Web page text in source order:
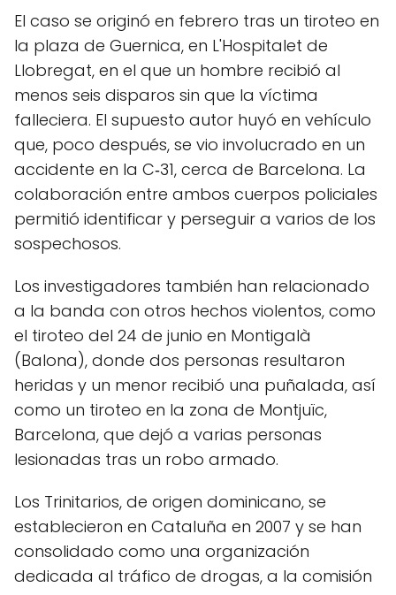
El caso se originó en febrero tras un tiroteo en
la plaza de Guernica, en L'Hospitalet de
Llobregat, en el que un hombre recibió al
menos seis disparos sin que la víctima
falleciera. El supuesto autor huyó en vehículo
que, poco después, se vio involucrado en un
accidente en la C‑31, cerca de Barcelona. La
colaboración entre ambos cuerpos policiales
permitió identificar y perseguir a varios de los
sospechosos.
Los investigadores también han relacionado
a la banda con otros hechos violentos, como
el tiroteo del 24 de junio en Montigalà
(Balona), donde dos personas resultaron
heridas y un menor recibió una puñalada, así
como un tiroteo en la zona de Montjuïc,
Barcelona, que dejó a varias personas
lesionadas tras un robo armado.
Los Trinitarios, de origen dominicano, se
establecieron en Cataluña en 2007 y se han
consolidado como una organización
dedicada al tráfico de drogas, a la comisión